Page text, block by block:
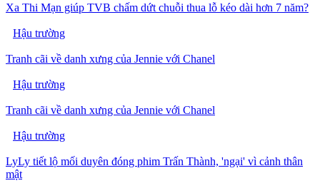
Xa Thi Mạn giúp TVB chấm dứt chuỗi thua lỗ kéo dài hơn 7 năm?
Hậu trường
Tranh cãi về danh xưng của Jennie với Chanel
Hậu trường
Tranh cãi về danh xưng của Jennie với Chanel
Hậu trường
LyLy tiết lộ mối duyên đóng phim Trấn Thành, 'ngại' vì cảnh thân
mật